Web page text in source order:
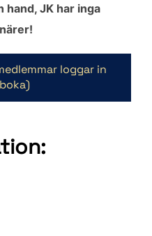
hand, JK har inga
loggar in